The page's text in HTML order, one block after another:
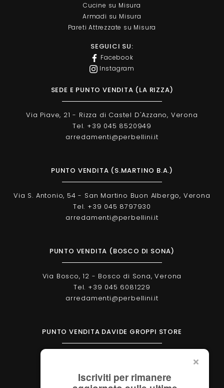
Cucine su Misura
Armadi su Misura
Pareti Attrezzate su Misura
SEGUICI SU:
Facebook
Instagram
SEDE E PUNTO VENDITA (LA RIZZA)
Via Piave, 21 - Rizza di Castel D'Azzano, Verona
Tel. +39 045 8520949
arredamenti@perbellini.it
PUNTO VENDITA (S.MARTINO B.A.)
Via S. Antonio, 54 - San Martino Buon Albergo, Verona
Tel. +39 045 8797930
arredamenti@perbellini.it
PUNTO VENDITA (BOSCO DI SONA)
Via Bosco, 12 - Bosco di Sona, Verona
Tel. +39 045 6081229
arredamenti@perbellini.it
PUNTO VENDITA DAVIDE GROPPI STORE
verona@davidegroppi.store
Iscriviti per rimanere